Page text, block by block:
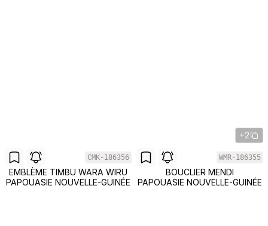
CMK-186356
EMBLÈME TIMBU WARA WIRU
PAPOUASIE NOUVELLE-GUINÉE
+2
WMR-186355
BOUCLIER MENDI
PAPOUASIE NOUVELLE-GUINÉE